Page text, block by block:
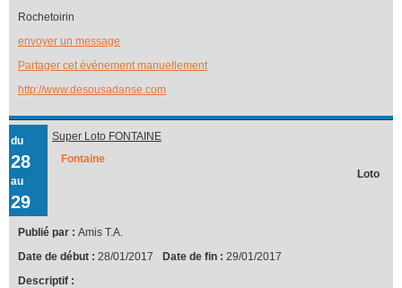
Rochetoirin
envoyer un message
Partager cet événement manuellement
http://www.desousadanse.com
du
28
au
29
Super Loto FONTAINE
Fontaine
Loto
Publié par : Amis T.A.
Date de début : 28/01/2017 Date de fin : 29/01/2017
Descriptif :